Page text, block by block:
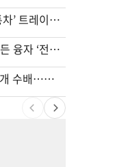
차값보다 빚이 더 많다…‘깡통차’ 트레이드인 급증
콘도 사기 더 어려워진다…모든 융자 ‘전체 심사’
'14년째 도피' 한인 간호사 공개 수배…메디케어 사기 유죄